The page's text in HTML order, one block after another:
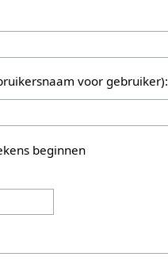
voor gebruiker):
beginnen